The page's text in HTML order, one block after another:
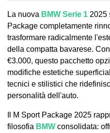
La nuova BMW Serie 1 2025
Package completamente
trasformare radicalmente
della compatta bavarese.
€3.000, questo pacchetto
modifiche estetiche
tecnici e stilistici che
personalità dell'auto.
Il M Sport Package 2025
filosofia BMW consolidata: